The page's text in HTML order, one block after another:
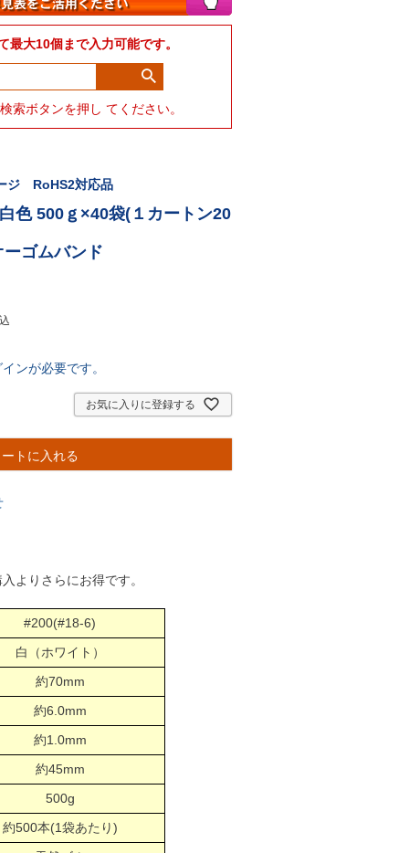
大10個まで入力可能です。
索ボタンを押し てください。
ジ RoHS2対応品
色 500ｇ×40袋(１カートン20
ゴムバンド
ンが必要です。
お気に入りに登録する
トに入れる
よりさらにお得です。
#200(#18-6)
白（ホワイト）
約70mm
約6.0mm
約1.0mm
約45mm
500g
約500本(1袋あたり)